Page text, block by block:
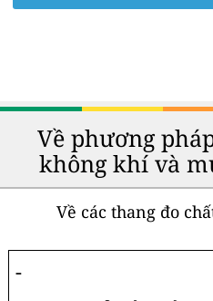
Về phương
không khí và
Về các thang đo
-